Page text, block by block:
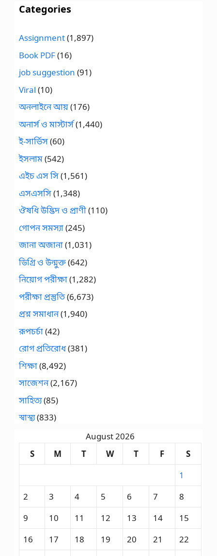
Categories
Assignment(1,897)
Book PDF(16)
job suggestion (91)
Viral (10)
অনলাইনে আয়(176)
অনার্স ও মাস্টার্স(1,440)
ই-সার্ভিস(60)
ইসলাম(542)
এইচ এস সি(1,561)
এসএসসি(1,348)
ঔষধি উদ্ভিদ ও প্রাণী(110)
গোপন সমস্যা(245)
জানা অজানা(1,031)
ডিগ্রি ও উন্মুক্ত(642)
নিয়োগ পরীক্ষা(1,282)
পরীক্ষা প্রস্তুতি(6,673)
প্রশ্ন সমাধান(1,940)
রূপচর্চা(42)
রোগ প্রতিরোধ(381)
শিক্ষা(8,492)
সাজেশন(2,167)
সাহিত্য(85)
স্বাস্থ্য(833)
August 2026
S
M T W T F
S
1
2
3 4 5 6 7
8
9
10 11 12 13 14
15
16
17 18 19 20 21
22